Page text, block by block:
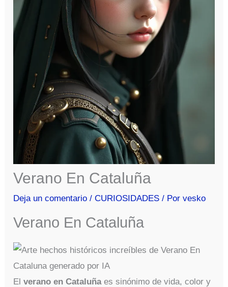
Verano En Cataluña
Deja un comentario /CURIOSIDADES / Porvesko
Verano En Cataluña
Elverano en Cataluñaes sinónimo de vida, color y